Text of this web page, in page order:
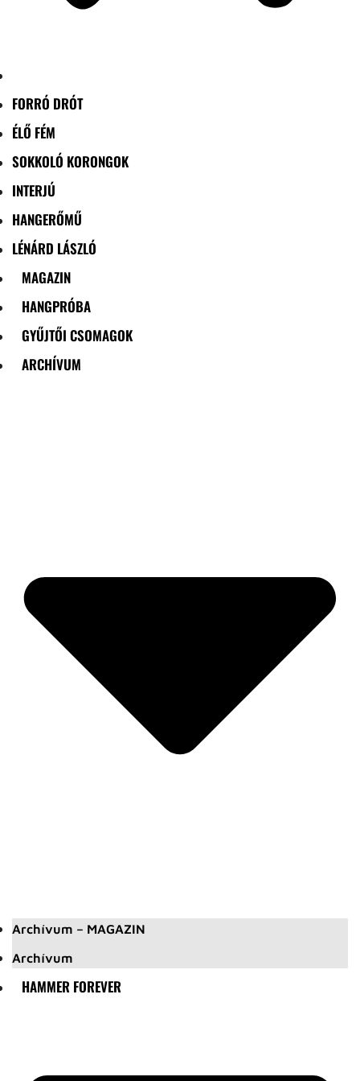
FORRÓ DRÓT
ÉLŐ FÉM
SOKKOLÓ KORONGOK
INTERJÚ
HANGERŐMŰ
LÉNÁRD LÁSZLÓ
MAGAZIN
HANGPRÓBA
GYŰJTŐI CSOMAGOK
ARCHÍVUM
Archívum – MAGAZIN
Archívum
HAMMER FOREVER